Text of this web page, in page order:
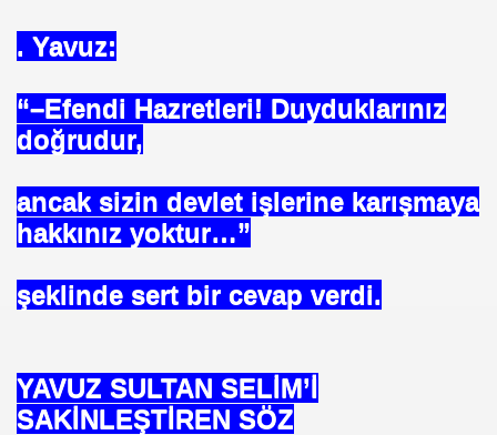
. Yavuz:
“–Efendi Hazretleri! Duyduklarınız
doğrudur,
ancak sizin devlet işlerine karışmaya
hakkınız yoktur…”
şeklinde sert bir cevap verdi.
YAVUZ SULTAN SELİM’İ
SAKİNLEŞTİREN SÖZ
NJ.Canlı Yayın